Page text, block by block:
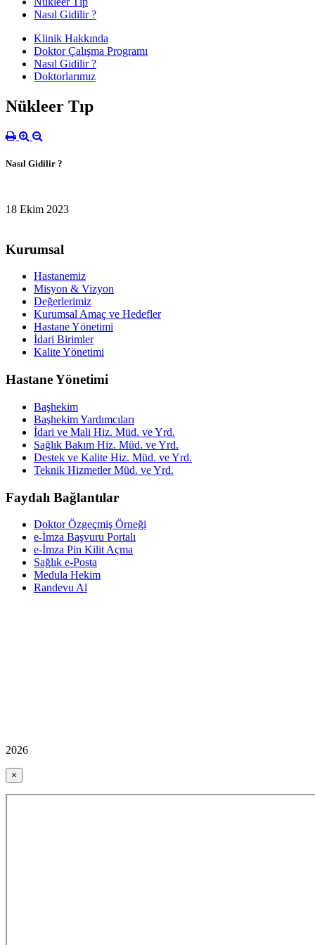
Nasıl Gidilir ?
Klinik Hakkında
Doktor Çalışma Programı
Nasıl Gidilir ?
Doktorlarımız
Nükleer Tıp
Nasıl Gidilir ?
18 Ekim 2023
Kurumsal
Hastanemiz
Misyon & Vizyon
Değerlerimiz
Kurumsal Amaç ve Hedefler
Hastane Yönetimi
İdari Birimler
Kalite Yönetimi
Hastane Yönetimi
Başhekim
Başhekim Yardımcıları
İdari ve Mali Hiz. Müd. ve Yrd.
Sağlık Bakım Hiz. Müd. ve Yrd.
Destek ve Kalite Hiz. Müd. ve Yrd.
Teknik Hizmetler Müd. ve Yrd.
Faydalı Bağlantılar
Doktor Özgeçmiş Örneği
e-İmza Başvuru Portalı
e-İmza Pin Kilit Açma
Sağlık e-Posta
Medula Hekim
Randevu Al
2026
×